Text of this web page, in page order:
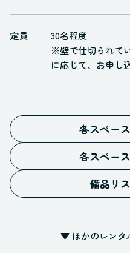
定員
30名程度
※壁で仕切られて
に応じて、お申し
各スペー
各スペー
備品リ
▼ ほかのレンタ